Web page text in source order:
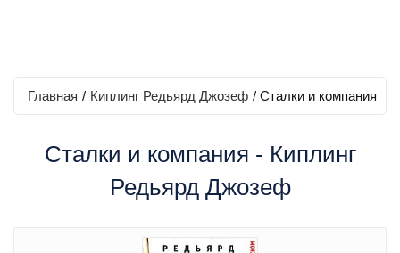
Главная / Киплинг Редьярд Джозеф / Сталки и компания
Сталки и компания - Киплинг
Редьярд Джозеф